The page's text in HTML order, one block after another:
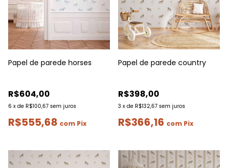
Papel de parede horses
R$604,00
6 x de R$100,67 sem juros
R$555,68 com Pix
Papel de parede country
R$398,00
3 x de R$132,67 sem juros
R$366,16 com Pix